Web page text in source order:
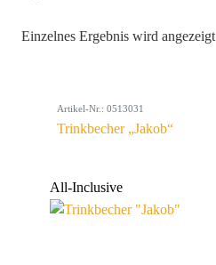
Farbe
Einzelnes Ergebnis wird angezeigt
Artikel-Nr.: 0513031
Trinkbecher „Jakob“
All-Inclusive